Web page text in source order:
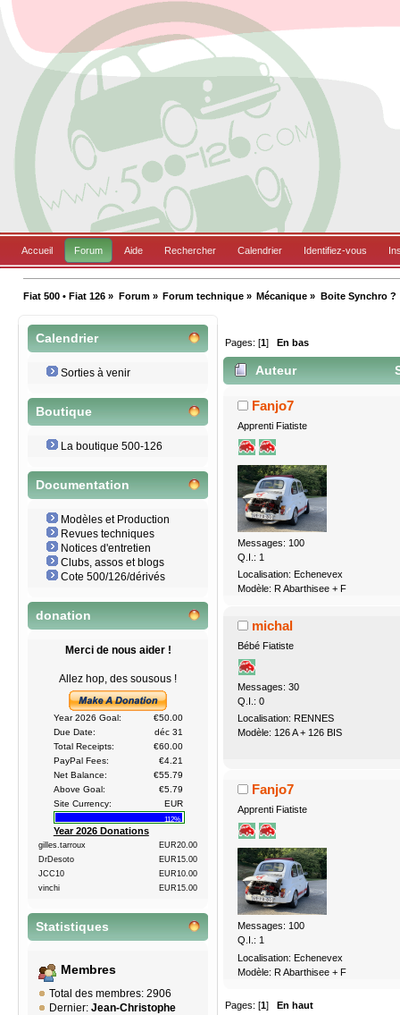
Accueil Forum Aide Rechercher Calendrier Identifiez-vous
Fiat 500 • Fiat 126 » Forum» Forum technique» Mécanique » Boite Synchro ?
Calendrier
Sorties à venir
Boutique
La boutique 500-126
Documentation
Modèles et Production
Revues techniques
Notices d'entretien
Clubs, assos et blogs
Cote 500/126/dérivés
donation
Merci de nous aider !
Allez hop, des sousous !
Year 2026 Goal:
€50.00
Due Date:
déc 31
Total Receipts:
€60.00
PayPal Fees:
€4.21
Net Balance:
€55.79
Above Goal:
€5.79
Site Currency:
EUR
112%
Year 2026 Donations
gilles.tarroux
EUR20.00
DrDesoto
EUR15.00
JCC10
EUR10.00
vinchi
EUR15.00
Statistiques
Membres
Total des membres: 2906
Dernier: Jean-Christophe
Pages: [1] En bas
Auteur
Fanjo7
Apprenti Fiatiste
Messages: 100
Q.I.: 1
Localisation: Echenevex
Modèle: R Abarthisee + F
michal
Bébé Fiatiste
Messages: 30
Q.I.: 0
Localisation: RENNES
Modèle: 126 A + 126 BIS
Fanjo7
Apprenti Fiatiste
Messages: 100
Q.I.: 1
Localisation: Echenevex
Modèle: R Abarthisee + F
Pages: [1]En haut